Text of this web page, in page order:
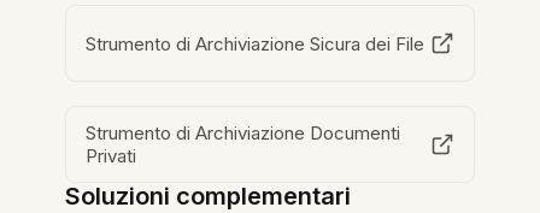
Strumento di Archiviazione Sicura dei File
Strumento di Archiviazione Documenti
Privati
Soluzioni complementari